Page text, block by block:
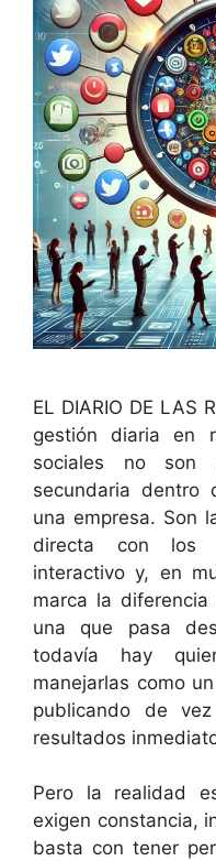
EL DIARIO DE LAS
gestión diaria en
sociales no
secundaria
una empresa. Son
directa con los
interactivo y, en
marca la
una que pasa
todavía hay
manejarlas como
publicando de
resultados
Pero la realidad
exigen constancia,
basta con tener